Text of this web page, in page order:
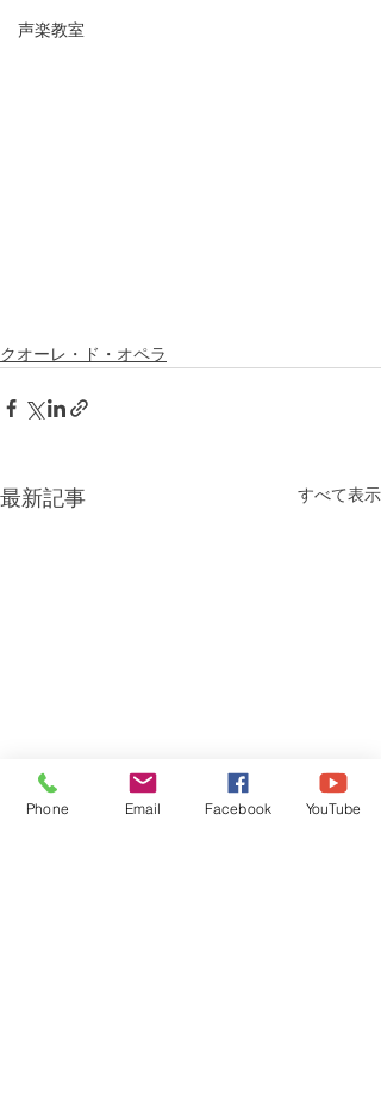
声楽教室
クオーレ・ド・オペラ
最新記事 すべて表示
Phone Email Facebook YouTube